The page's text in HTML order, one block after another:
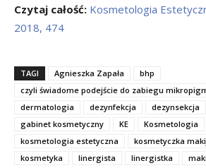
Czytaj całość: Kosmetologia
2018, 474
TAGI Agnieszka Zapała
bhp
czyli świadome podejście do zabiegu
dermatologia
dezynfekcja
dezynsekcja
gabinet kosmetyczny
KE
Kosmetologia
kosmetologia estetyczna
kosmetyczka
kosmetyka
linergista linergistka